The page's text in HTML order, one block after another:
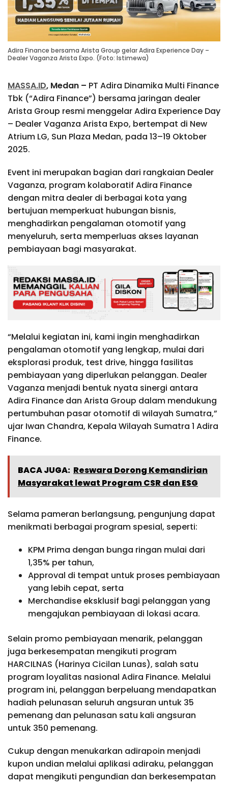
Adira Finance bersama Arista Group gelar Adira Experience Day –
Dealer Vaganza Arista Expo. (Foto: Istimewa)
MASSA.ID, Medan – PT Adira Dinamika Multi Finance
Tbk (“Adira Finance”) bersama jaringan dealer
Arista Group resmi menggelar Adira Experience Day
– Dealer Vaganza Arista Expo, bertempat di New
Atrium LG, Sun Plaza Medan, pada 13–19 Oktober
2025.
Event ini merupakan bagian dari rangkaian Dealer
Vaganza, program kolaboratif Adira Finance
dengan mitra dealer di berbagai kota yang
bertujuan memperkuat hubungan bisnis,
menghadirkan pengalaman otomotif yang
menyeluruh, serta memperluas akses layanan
pembiayaan bagi masyarakat.
“Melalui kegiatan ini, kami ingin menghadirkan
pengalaman otomotif yang lengkap, mulai dari
eksplorasi produk, test drive, hingga fasilitas
pembiayaan yang diperlukan pelanggan. Dealer
Vaganza menjadi bentuk nyata sinergi antara
Adira Finance dan Arista Group dalam mendukung
pertumbuhan pasar otomotif di wilayah Sumatra,”
ujar Iwan Chandra, Kepala Wilayah Sumatra 1 Adira
Finance.
BACA JUGA: Reswara Dorong Kemandirian
Masyarakat lewat Program CSR dan ESG
Selama pameran berlangsung, pengunjung dapat
menikmati berbagai program spesial, seperti:
KPM Prima dengan bunga ringan mulai dari
1,35% per tahun,
Approval di tempat untuk proses pembiayaan
yang lebih cepat, serta
Merchandise eksklusif bagi pelanggan yang
mengajukan pembiayaan di lokasi acara.
Selain promo pembiayaan menarik, pelanggan
juga berkesempatan mengikuti program
HARCILNAS (Harinya Cicilan Lunas), salah satu
program loyalitas nasional Adira Finance. Melalui
program ini, pelanggan berpeluang mendapatkan
hadiah pelunasan seluruh angsuran untuk 35
pemenang dan pelunasan satu kali angsuran
untuk 350 pemenang.
Cukup dengan menukarkan adirapoin menjadi
kupon undian melalui aplikasi adiraku, pelanggan
dapat mengikuti pengundian dan berkesempatan